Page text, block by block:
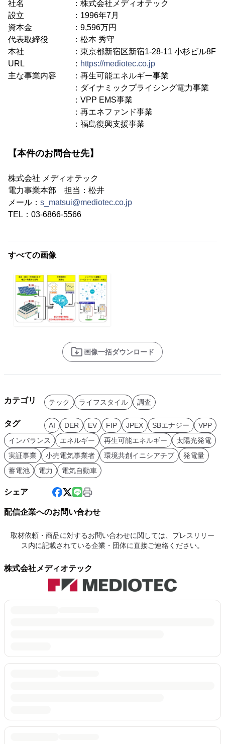
社名 ：株式会社メディオテック
設立 ：1996年7月
資本金 ：9,596万円
代表取締役 ：松本 秀守
本社 ：東京都新宿区新宿1-28-11 小杉ビル8F
URL ： https://mediotec.co.jp
主な事業内容 ：再生可能エネルギー事業
：ダイナミックプライシング電力事業
：VPP EMS事業
：再エネファンド事業
：福島復興支援事業
【本件のお問合せ先】
株式会社 メディオテック
電力事業本部 担当：松井
メール： s_matsui@mediotec.co.jp
TEL：03-6866-5566
すべての画像
画像一括ダウンロード
カテゴリ テック ライフスタイル 調査
タグ AI DER EV FIP JPEX SBエナジー
VPP
インバランス
エネルギー 再生可能エネルギー
太陽光発電
実証事業
小売電気事業者 環境共創イニシアチブ
発電量
蓄電池
電力 電気自動車
シェア
配信企業へのお問い合わせ
取材依頼・商品に対するお問い合わせに関しては、プレスリリー
ス内に記載されている企業・団体に直接ご連絡ください。
株式会社メディオテック